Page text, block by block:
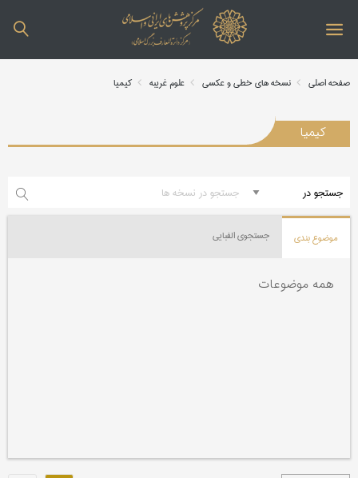
صفحه اصلی نسخه های خطی و عکسی علوم غریبه کیمیا
کیمیا
موضوع بندی جستجوی الفبایی
همه موضوعات